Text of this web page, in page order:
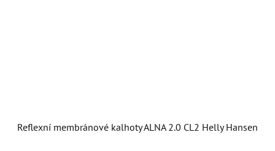
Reflexní membránové kalhoty ALNA 2.0 CL2 Helly Hansen